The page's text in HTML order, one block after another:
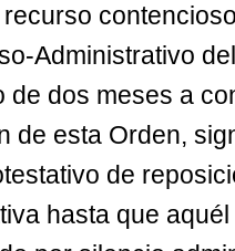
Administrativo
de dos meses a
de esta Orden,
de
hasta que